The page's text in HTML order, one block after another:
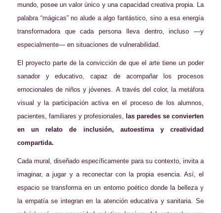
mundo, posee un valor único y una capacidad creativa propia. La
palabra “mágicas” no alude a algo fantástico, sino a esa energía
transformadora que cada persona lleva dentro, incluso —y
especialmente— en situaciones de vulnerabilidad.
El proyecto parte de la convicción de que el arte tiene un poder
sanador y educativo, capaz de acompañar los procesos
emocionales de niños y jóvenes. A través del color, la metáfora
visual y la participación activa en el proceso de los alumnos,
pacientes, familiares y profesionales,
las paredes se convierten
en un relato de inclusión, autoestima y creatividad
compartida.
Cada mural, diseñado específicamente para su contexto, invita a
imaginar, a jugar y a reconectar con la propia esencia. Así, el
espacio se transforma en un entorno poético donde la belleza y
la empatía se integran en la atención educativa y sanitaria. Se